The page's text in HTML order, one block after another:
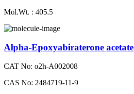
Mol.Wt. : 405.5
Alpha-Epoxyabiraterone acetate
CAT No: o2h-A002008
CAS No: 2484719-11-9